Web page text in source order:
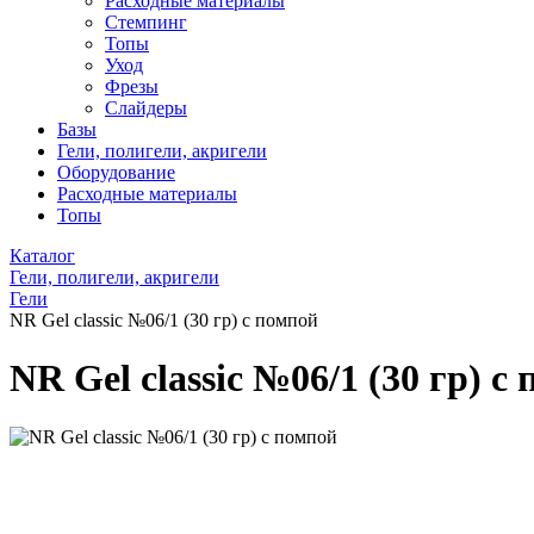
Стемпинг
Топы
Уход
Фрезы
Слайдеры
Базы
Гели, полигели, акригели
Оборудование
Расходные материалы
Топы
Каталог
Гели, полигели, акригели
Гели
NR Gel classic №06/1 (30 гр) с помпой
NR Gel classic №06/1 (30 гр) с